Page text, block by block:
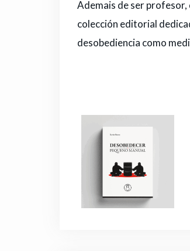
Ademais de ser profesor,
colección editorial
desobediencia como